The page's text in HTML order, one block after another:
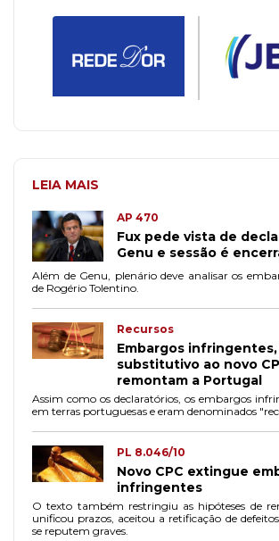
LEIA MAIS
AP 470
Fux pede vista de
Genu e sessão é
Além de Genu, plenário deve analisar os
de Rogério Tolentino.
Recursos
Embargos
substitutivo ao novo
remontam a Portugal
Assim como os declaratórios, os embargos
em terras portuguesas e eram denominados
PL 8.046/10
Novo CPC extingue
infringentes
O texto também restringiu as hipóteses de
unificou prazos, aceitou a retificação de
se reputem graves.